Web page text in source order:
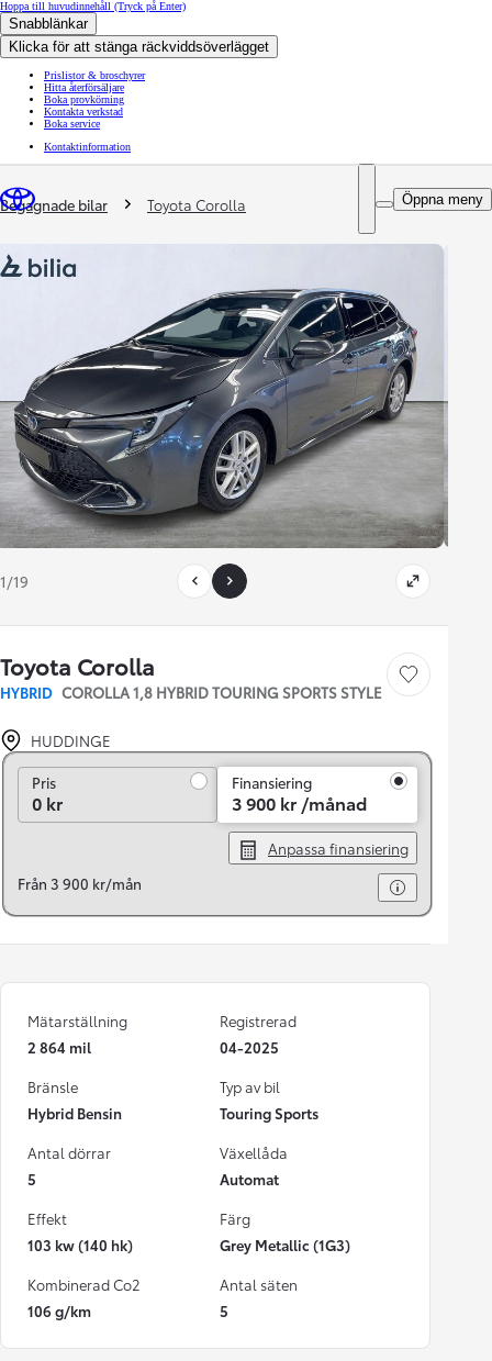
Hoppa till huvudinnehåll (Tryck på Enter)
Snabblänkar
Klicka för att stänga räckviddsöverlägget
Prislistor & broschyrer
Hitta återförsäljare
Boka provkörning
Kontakta verkstad
Boka service
Kontaktinformation
Öppna meny
You are here
Begagnade bilar Toyota Corolla
1/19
Toyota Corolla
HYBRID COROLLA 1,8 HYBRID TOURING SPORTS STYLE
Save car
HUDDINGE
PrisPris
0 kr
Finansiering
3 900 kr /månad
Anpassa finansiering
Från 3 900 kr/mån
Mätarställning
2 864 mil
Registrerad
04-2025
Bränsle
Hybrid Bensin
Typ av bil
Touring Sports
Antal dörrar
5
Växellåda
Automat
Effekt
103 kw (140 hk)
Färg
Grey Metallic (1G3)
Kombinerad Co2
106 g/km
Antal säten
5